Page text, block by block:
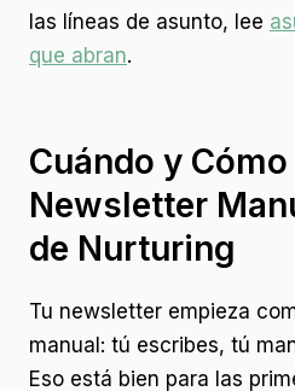
las líneas de asunto, lee
que abran.
Cuándo y
Newsletter
de Nurturing
Tu newsletter empieza
manual: tú escribes, tú
Eso está bien para las